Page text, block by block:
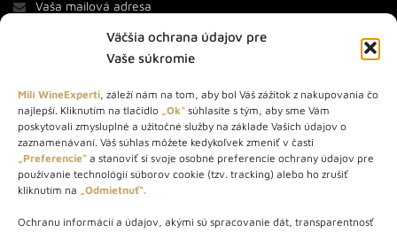
Väčšia ochrana údajov pre
Vaše súkromie
Milí WineExperti, záleží nám na tom, aby bol Váš zážitok z nakupovania čo
najlepší. Kliknutím na tlačidlo „Ok“ súhlasíte s tým, aby sme Vám
poskytovali zmysluplné a užitočné služby na základe Vašich údajov o
zaznamenávaní. Váš súhlas môžete kedykoľvek zmeniť v časti
„Preferencie“ a stanoviť si svoje osobné preferencie ochrany údajov pre
používanie technológií súborov cookie (tzv. tracking) alebo ho zrušiť
kliknutím na „Odmietnuť“.
Ochranu informácií a údajov, akými sú spracovanie dát, transparentnosť
O NÁS
STORE – obchod s vínom a destilátmi od roku 2010. Na našej
webovej stránke predávame viac ako 1000+ značkových
produktov.
Info tel.: +421 917 779 888